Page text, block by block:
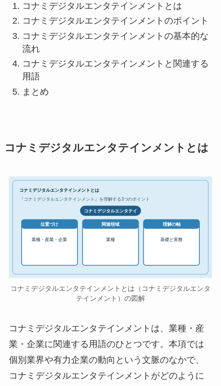
コナミデジタルエンタテインメントとは
コナミデジタルエンタテインメントのポイント
コナミデジタルエンタテインメントの基本的な
流れ
コナミデジタルエンタテインメントと関連する
用語
まとめ
コナミデジタルエンタテインメントとは
コナミデジタルエンタテインメントとは
『コナミデジタルエンタテインメント』を理解する3つのポイント
コナミデジタルエンタテイ
位置づけ
業種・産業・企業
関連領域
業種
理解の軸
基礎と実務
コナミデジタルエンタテインメントとは（コナミデジタルエンタ
テインメント）の図解
コナミデジタルエンタテインメントは、業種・産
業・企業に関連する用語のひとつです。本項では
個別業界や有力企業の動向という文脈のなかで、
コナミデジタルエンタテインメントがどのように